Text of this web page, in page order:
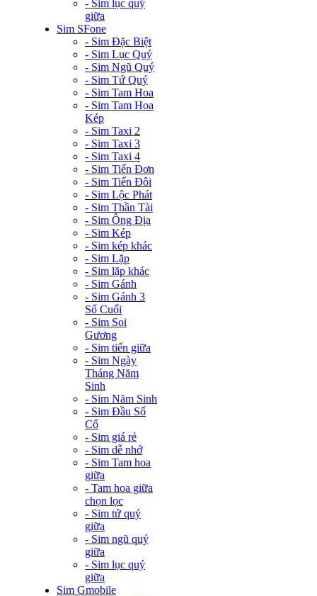
- Sim lục quý
giữa
Sim SFone
- Sim Đặc Biệt
- Sim Lục Quý
- Sim Ngũ Quý
- Sim Tứ Quý
- Sim Tam Hoa
- Sim Tam Hoa
Kép
- Sim Taxi 2
- Sim Taxi 3
- Sim Taxi 4
- Sim Tiến Đơn
- Sim Tiến Đôi
- Sim Lộc Phát
- Sim Thần Tài
- Sim Ông Địa
- Sim Kép
- Sim kép khác
- Sim Lặp
- Sim lặp khác
- Sim Gánh
- Sim Gánh 3
Số Cuối
- Sim Soi
Gương
- Sim tiến giữa
- Sim Ngày
Tháng Năm
Sinh
- Sim Năm Sinh
- Sim Đầu Số
Cổ
- Sim giá rẻ
- Sim dễ nhớ
- Sim Tam hoa
giữa
- Tam hoa giữa
chọn lọc
- Sim tứ quý
giữa
- Sim ngũ quý
giữa
- Sim lục quý
giữa
Sim Gmobile